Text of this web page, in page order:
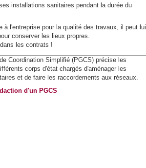
installations sanitaires pendant la durée du
à l'entreprise pour la qualité des travaux, il peut lui
conserver les lieux propres.
les contrats !
Coordination Simplifié (PGCS) précise les
corps d'état chargés d'aménager les
et de faire les raccordements aux réseaux.
d'un PGCS